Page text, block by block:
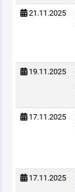
21.11.2025
19.11.2025
17.11.2025
17.11.2025